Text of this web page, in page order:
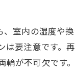
室内の湿度や
は要注意です。
が不可欠です。